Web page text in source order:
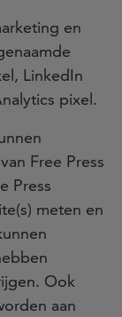
en
LinkedIn
pixel.
Free Press
Press
meten en
Ook
aan